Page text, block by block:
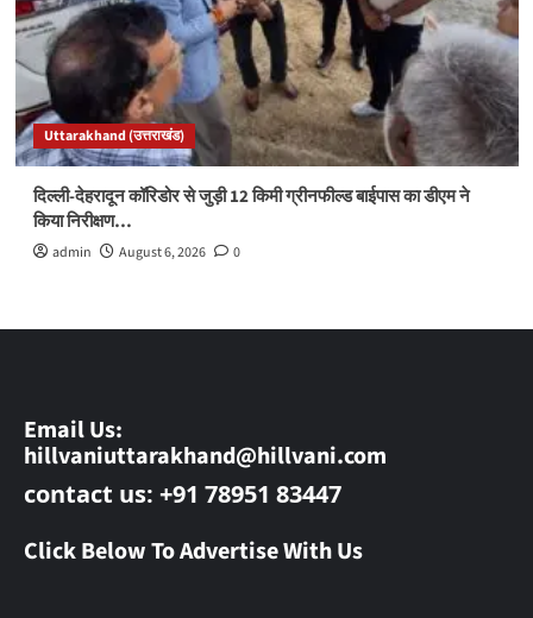
Uttarakhand (उत्तराखंड)
दिल्ली-देहरादून कॉरिडोर से जुड़ी 12 किमी ग्रीनफील्ड बाईपास का डीएम ने
किया निरीक्षण…
admin August 6, 2026 0
Email Us:
hillvaniuttarakhand@hillvani.com
contact us: +91 78951 83447
Click Below To Advertise With Us